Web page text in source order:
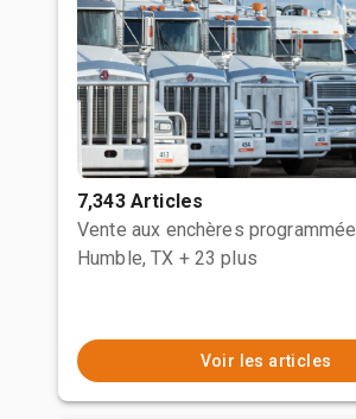
7,343 Articles
Vente aux enchères programmée
Humble, TX + 23 plus
Voir les articles